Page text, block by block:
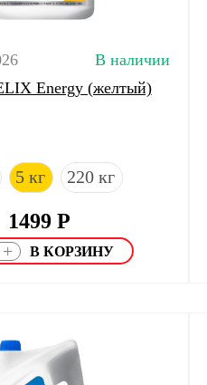
В наличии
Energy (желтый)
5 кг 220 кг
1499Р
+